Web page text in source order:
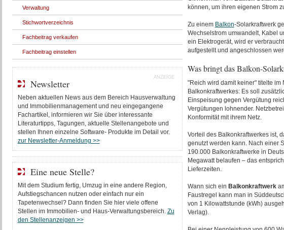
können, um ihren eigenen Strom
Zu einem Balkon-Solarkraftwerk
Wechselstrom umwandelt, Kabel
ein Elektrogerät, wird er
aufgestellt und angeschlossen
Was bringt das Balkon-
"Reich wird damit keiner" titelte im
Balkonkraftwerkes: Es soll
Einspeisung gegen Vergütung
Vergütungen lohnender.
Konformität mit ihrem Netz.
Vorteil des Balkonkraftwerkes ist,
genutzt werden kann. Nach einer
190.000 Balkonkraftwerke in
Megawatt belaufen – das
Lieferzeiten.
Wann sich ein Balkonkraftwerk
Faustregel kann man in
von 1 Kilowattstunde (kWh)
Verlag).
Verwaltung
Stichwortverzeichnis
Fachbeitrag verkaufen
Fachbeitrag einstellen
ANZEIGE
Newsletter
Neben aktuellen News aus dem Bereich Hausverwaltung
und Immobilienmanagement und neu eingegangene
Fachartikel, informieren wir Sie über interessante
Literaturtipps, Tagungen, aktuelle Stellenangebote und
stellen Ihnen einzelne Software- Produkte im Detail vor.
zur Newsletter-Anmeldung >>
Eine neue Stelle?
Mit dem Studium fertig, Umzug in eine andere Region,
Aufstiegschancen nutzen oder einfach nur ein
Tapetenwechsel? Dann finden Sie hier viele offene
Stellen im Immobilien- und Haus-Verwaltungsbereich. Zu
den Stellenanzeigen >>